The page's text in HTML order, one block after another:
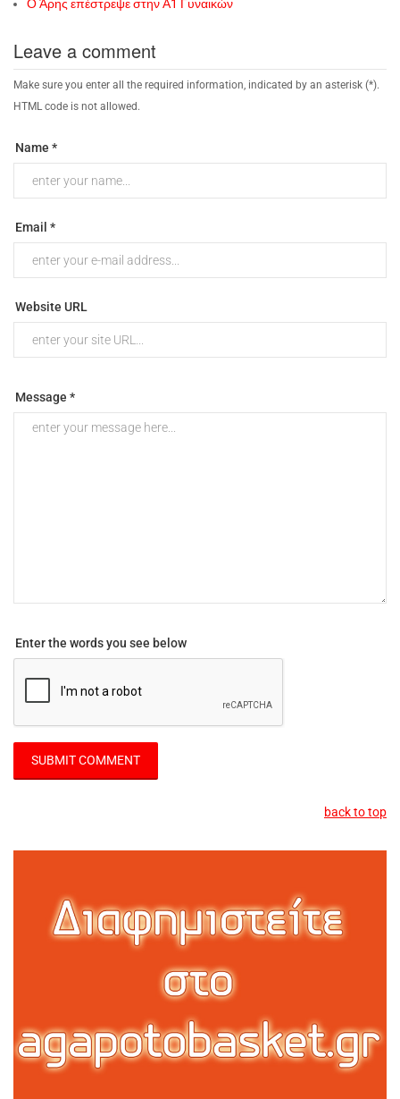
Ο Άρης επέστρεψε στην Α1 Γυναικών
Leave a comment
Make sure you enter all the required information, indicated by an asterisk (*).
HTML code is not allowed.
Name *
Email *
Website URL
Message *
Enter the words you see below
back to top